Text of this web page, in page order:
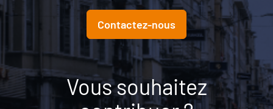
Contactez-nous
Vous souhaitez